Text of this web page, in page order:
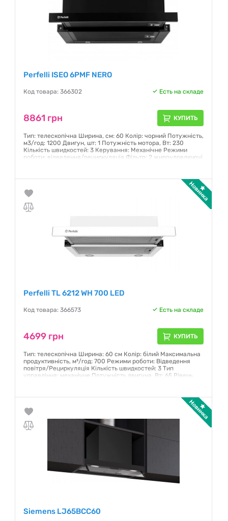
Perfelli ISEO 6PMF NERO
Код товара: 366302 Есть на складе
8861 грн КУПИТЬ
Тип: телескопічна Ширина, см: 60 Колір: чорний Потужність,
м3/год: 1200 Двигун, шт: 1 Потужність мотора, Вт: 230
Кількість швидкостей: 3 Керування: Механічне Режими
роботи: відведення/рециркуляція Фільтр: 2 жироуловлюючі
Гарантия:12 месяцев
Perfelli TL 6212 WH 700 LED
Код товара: 366573 Есть на складе
4699 грн КУПИТЬ
Тип: телескопічна Ширина: 60 см Колір: білий Максимальна
продуктивність, м³/год: 700 Режими роботи: Відведення
повітря/Рециркуляція Кількість швидкостей: 3 Тип
управління: механічне Потужність двигуна, Вт: 65 Рівень
Гарантия:12 месяцев
Siemens LJ65BCC60